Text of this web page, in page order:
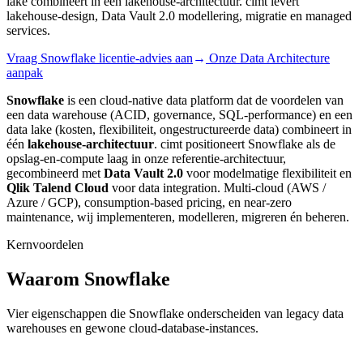
lakehouse-design, Data Vault 2.0 modellering, migratie en managed
services.
Vraag Snowflake licentie-advies aan → Onze Data Architecture
aanpak
Snowflake is een cloud-native data platform dat de voordelen van
een data warehouse (ACID, governance, SQL-performance) en een
data lake (kosten, flexibiliteit, ongestructureerde data) combineert in
één lakehouse-architectuur. cimt positioneert Snowflake als de
opslag-en-compute laag in onze referentie-architectuur,
gecombineerd met Data Vault 2.0 voor modelmatige flexibiliteit en
Qlik Talend Cloud voor data integration. Multi-cloud (AWS /
Azure / GCP), consumption-based pricing, en near-zero
maintenance, wij implementeren, modelleren, migreren én beheren.
Kernvoordelen
Waarom Snowflake
Vier eigenschappen die Snowflake onderscheiden van legacy data
warehouses en gewone cloud-database-instances.